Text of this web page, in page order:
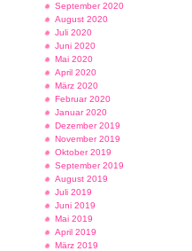
September 2020
August 2020
Juli 2020
Juni 2020
Mai 2020
April 2020
März 2020
Februar 2020
Januar 2020
Dezember 2019
November 2019
Oktober 2019
September 2019
August 2019
Juli 2019
Juni 2019
Mai 2019
April 2019
März 2019